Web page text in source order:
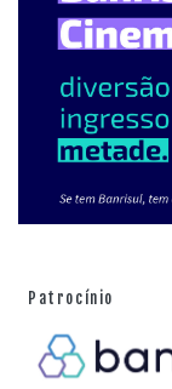
Patrocínio